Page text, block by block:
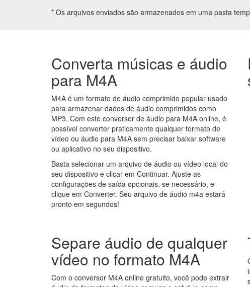
* Os arquivos enviados são armazenados em uma pasta
Converta músicas e áudio
para M4A
M4A é um formato de áudio comprimido popular usado
para armazenar dados de áudio comprimidos como
MP3. Com este conversor de áudio para M4A online, é
possível converter praticamente qualquer formato de
vídeo ou áudio para M4A sem precisar baixar software
ou aplicativo no seu dispositivo.
Basta selecionar um arquivo de áudio ou vídeo local do
seu dispositivo e clicar em Continuar. Ajuste as
configurações de saída opcionais, se necessário, e
clique em Converter. Seu arquivo de áudio m4a estará
pronto em segundos!
Separe áudio de qualquer
vídeo no formato M4A
Com o conversor M4A online gratuito, você pode extrair